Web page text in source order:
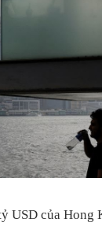
của Hong